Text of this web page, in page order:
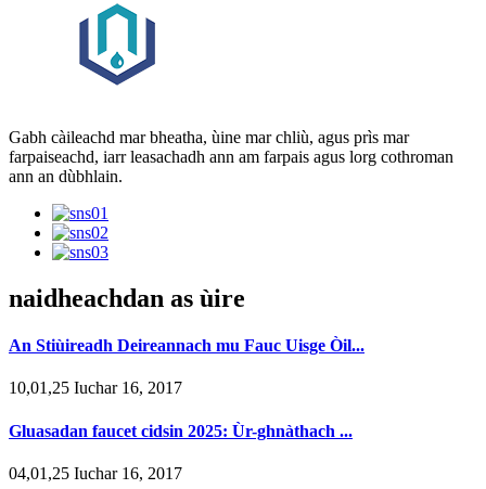
Gabh càileachd mar bheatha, ùine mar chliù, agus prìs mar
farpaiseachd, iarr leasachadh ann am farpais agus lorg cothroman
ann an dùbhlain.
naidheachdan as ùire
An Stiùireadh Deireannach mu Fauc Uisge Òil...
10,01,25 Iuchar 16, 2017
Gluasadan faucet cidsin 2025: Ùr-ghnàthach ...
04,01,25 Iuchar 16, 2017